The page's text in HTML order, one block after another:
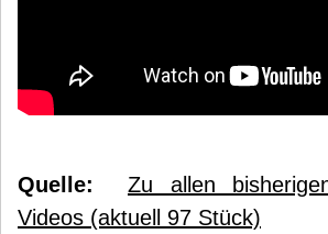
Quelle:
Zu allen
Videos (aktuell 97 Stück)